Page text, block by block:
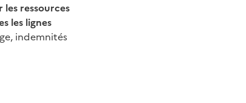
ressources
les lignes
indemnités